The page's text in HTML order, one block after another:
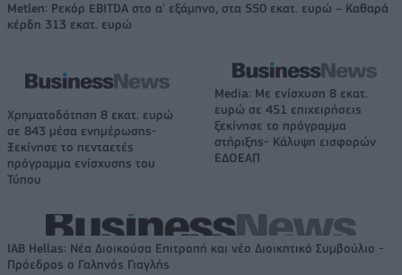
Metlen: Ρεκόρ EBITDA στο α' εξάμηνο, στα 550 εκατ. ευρώ – Καθαρά
κέρδη 313 εκατ. ευρώ
Χρηματοδότηση 8 εκατ. ευρώ
σε 843 μέσα ενημέρωσης-
Ξεκίνησε το πενταετές
πρόγραμμα ενίσχυσης του
Τύπου
Media: Με ενίσχυση 8 εκατ.
ευρώ σε 451 επιχειρήσεις
ξεκίνησε το πρόγραμμα
στήριξης- Κάλυψη εισφορών
ΕΔΟΕΑΠ
IAB Hellas: Νέα Διοικούσα Επιτροπή και νέο Διοικητικό Συμβούλιο -
Πρόεδρος ο Γαληνός Γιαγλής